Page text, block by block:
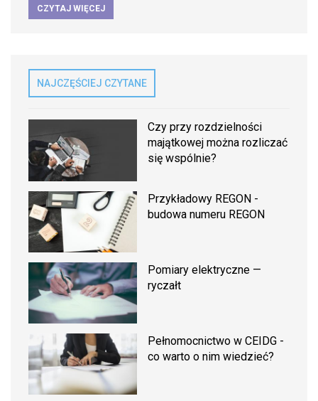
CZYTAJ WIĘCEJ
NAJCZĘŚCIEJ CZYTANE
Czy przy rozdzielności
majątkowej można rozliczać
się wspólnie?
Przykładowy REGON -
budowa numeru REGON
Pomiary elektryczne —
ryczałt
Pełnomocnictwo w CEIDG -
co warto o nim wiedzieć?